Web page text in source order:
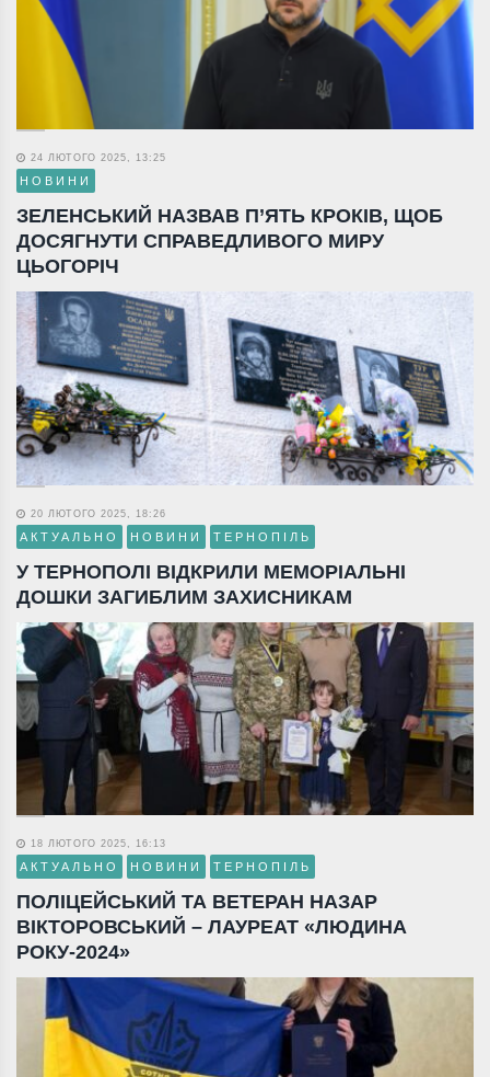
24 ЛЮТОГО 2025, 13:25
НОВИНИ
ЗЕЛЕНСЬКИЙ НАЗВАВ П’ЯТЬ КРОКІВ, ЩОБ
ДОСЯГНУТИ СПРАВЕДЛИВОГО МИРУ
ЦЬОГОРІЧ
20 ЛЮТОГО 2025, 18:26
АКТУАЛЬНО НОВИНИ ТЕРНОПІЛЬ
У ТЕРНОПОЛІ ВІДКРИЛИ МЕМОРІАЛЬНІ
ДОШКИ ЗАГИБЛИМ ЗАХИСНИКАМ
18 ЛЮТОГО 2025, 16:13
АКТУАЛЬНО НОВИНИ ТЕРНОПІЛЬ
ПОЛІЦЕЙСЬКИЙ ТА ВЕТЕРАН НАЗАР
ВІКТОРОВСЬКИЙ – ЛАУРЕАТ «ЛЮДИНА
РОКУ-2024»